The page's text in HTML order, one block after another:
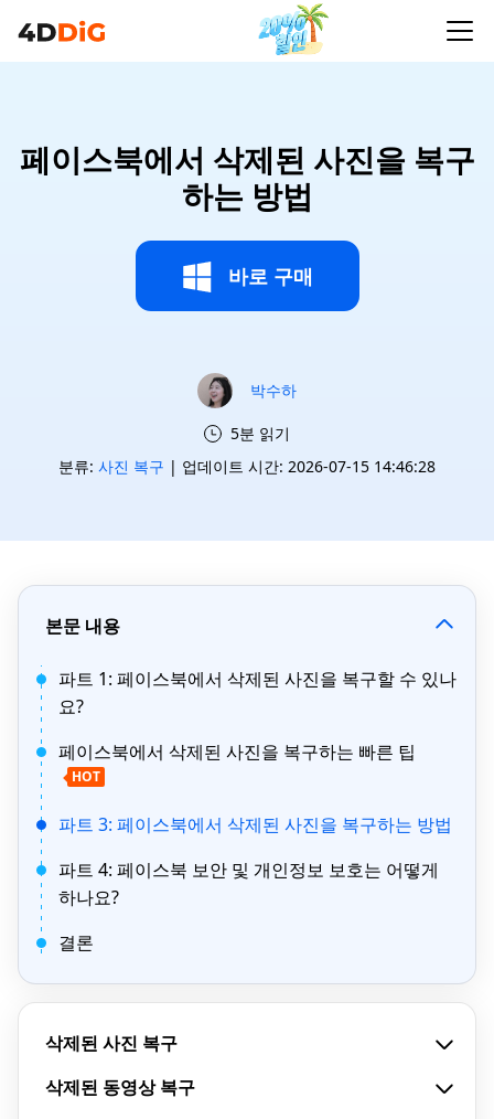
페이스북에서 삭제된 사진을 복구
하는 방법
바로 구매
박수하
5분 읽기
분류: 사진 복구 | 업데이트 시간: 2026-07-15 14:46:28
본문 내용
파트 1: 페이스북에서 삭제된 사진을 복구할 수 있나
요?
페이스북에서 삭제된 사진을 복구하는 빠른 팁
HOT
파트 3: 페이스북에서 삭제된 사진을 복구하는 방법
파트 4: 페이스북 보안 및 개인정보 보호는 어떻게
하나요?
결론
삭제된 사진 복구
삭제된 동영상 복구